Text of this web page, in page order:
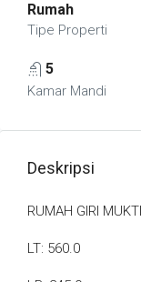
Rumah
Tipe Properti
5
Kamar Mandi
Deskripsi
RUMAH GIRI
LT: 560.0